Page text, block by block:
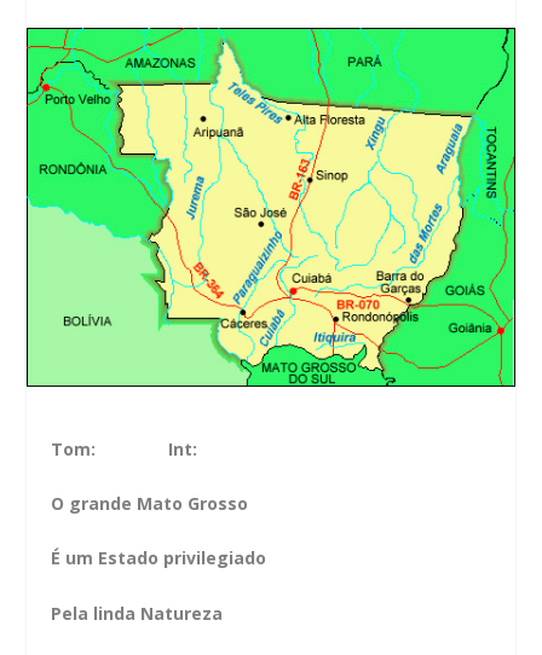
Tom: Int:
O grande Mato Grosso
É um Estado privilegiado
Pela linda Natureza